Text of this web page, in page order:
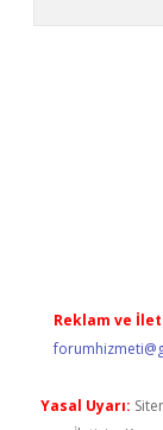
Reklam ve
Yasal Uyarı: